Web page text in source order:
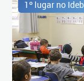
1º lugar no Ideb